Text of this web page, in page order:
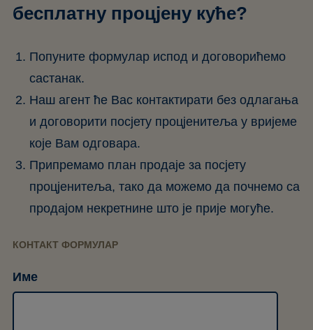
бесплатну процјену куће?
Попуните формулар испод и договорићемо
састанак.
Наш агент ће Вас контактирати без одлагања
и договорити посјету процјенитеља у вријеме
које Вам одговара.
Припремамо план продаје за посјету
процјенитеља, тако да можемо да почнемо са
продајом некретнине што је прије могуће.
КОНТАКТ ФОРМУЛАР
Име